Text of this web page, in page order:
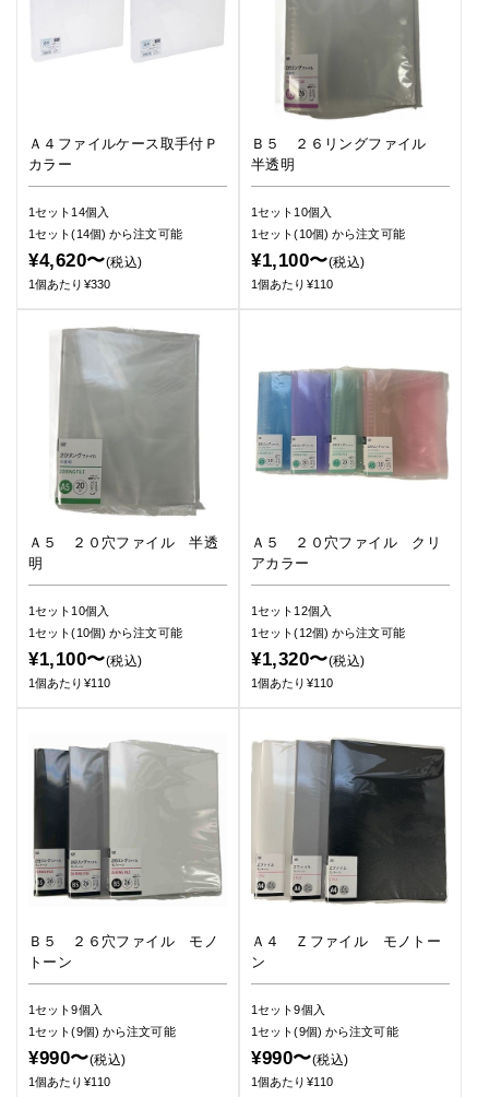
Ａ４ファイルケース取手付Ｐ
カラー
1セット14個入
1セット(14個)から注文可能
¥4,620〜(税込)
1個あたり¥330
Ｂ５ ２６リングファイル
半透明
1セット10個入
1セット(10個)から注文可能
¥1,100〜(税込)
1個あたり¥110
Ａ５ ２０穴ファイル 半透
明
1セット10個入
1セット(10個)から注文可能
¥1,100〜(税込)
1個あたり¥110
Ａ５ ２０穴ファイル クリ
アカラー
1セット12個入
1セット(12個)から注文可能
¥1,320〜(税込)
1個あたり¥110
Ｂ５ ２６穴ファイル モノ
トーン
1セット9個入
1セット(9個) から注文可能
¥990〜(税込)
1個あたり¥110
Ａ４ Ｚファイル モノトー
ン
1セット9個入
1セット(9個) から注文可能
¥990〜(税込)
1個あたり¥110